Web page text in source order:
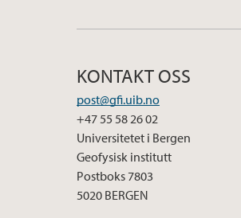
KONTAKT OSS
post@gfi.uib.no
+47 55 58 26 02
Universitetet i Bergen
Geofysisk institutt
Postboks 7803
5020 BERGEN